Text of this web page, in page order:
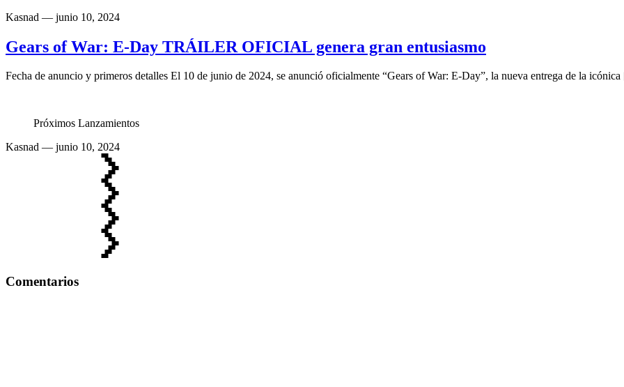
Kasnad — junio 10, 2024
Gears of War: E-Day TRÁILER OFICIAL genera gran entusiasmo
Fecha de anuncio y primeros detalles El 10 de junio de 2024, se anunció oficialmente “Gears of War: E-Day”, la nueva entrega de la
Próximos Lanzamientos
Kasnad — junio 10, 2024
Comentarios